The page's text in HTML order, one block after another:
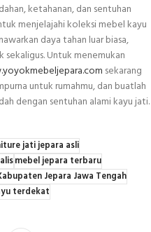
ketahanan, dan sentuhan
menjelajahi koleksi mebel kayu
daya tahan luar biasa,
Untuk menemukan
sekarang
untuk rumahmu, dan buatlah
dengan sentuhan alami kayu jati.
jati jepara asli
mebel jepara terbaru
Jepara Jawa Tengah
terdekat